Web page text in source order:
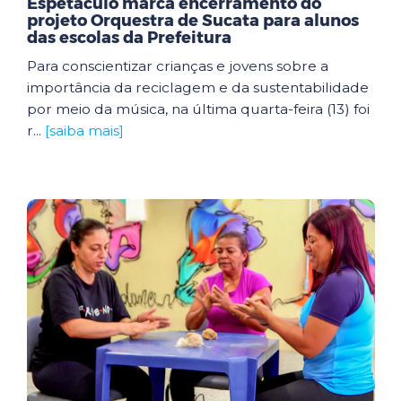
projeto Orquestra de Sucata para alunos
das escolas da Prefeitura
Para conscientizar crianças e jovens sobre a
importância da reciclagem e da sustentabilidade
por meio da música, na última quarta-feira (13) foi
r... [saiba mais]